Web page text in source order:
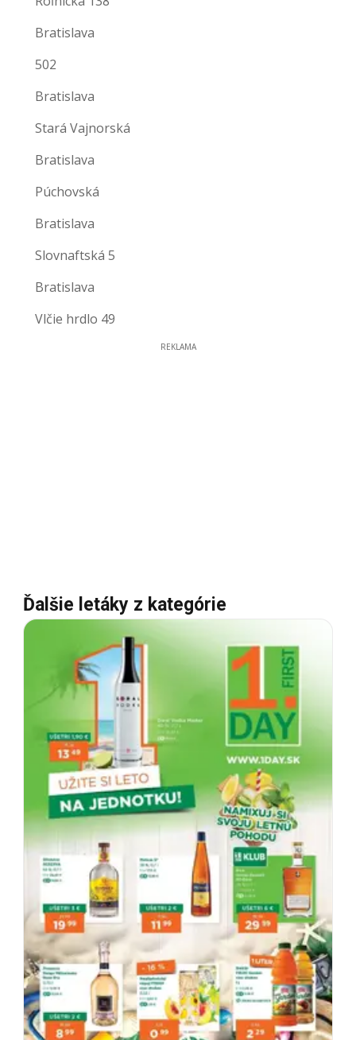
Bratislava
502
Bratislava
Stará Vajnorská
Bratislava
Púchovská
Bratislava
Slovnaftská 5
Bratislava
Vlčie hrdlo 49
REKLAMA
Ďalšie letáky z kategórie